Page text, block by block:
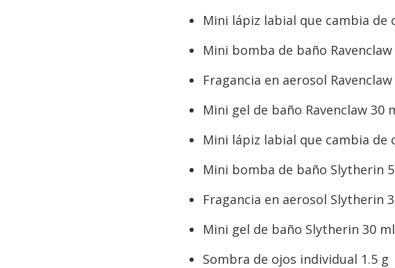
Mini lápiz labial que cambia de
Mini bomba de baño Ravenclaw
Fragancia en aerosol
Mini gel de baño Ravenclaw 30
Mini lápiz labial que cambia de
Mini bomba de baño Slytherin
Fragancia en aerosol Slytherin
Mini gel de baño Slytherin 30 ml
Sombra de ojos individual 1.5 g